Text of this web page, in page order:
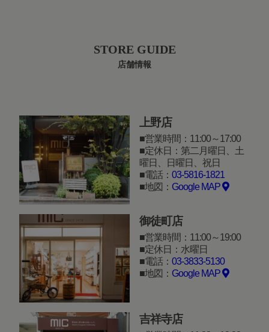
STORE GUIDE
店舗情報
上野店
営業時間：11:00～17:00
定休日：第二月曜日、土
曜日、日曜日、祝日
電話： 03-5816-1821
地図： Google MAP
御徒町店
営業時間：11:00～19:00
定休日：水曜日
電話： 03-3833-5130
地図： Google MAP
吉祥寺店